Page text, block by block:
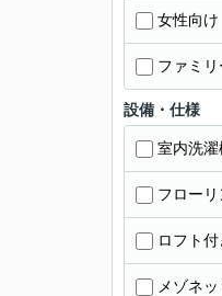
女性向け
ファミ
設備・仕様
室内洗
フロー
ロフト付
メゾネッ